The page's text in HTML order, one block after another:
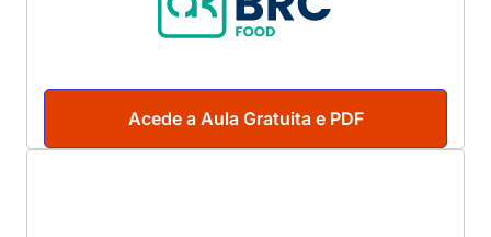
Acede a Aula Gratuita e PDF